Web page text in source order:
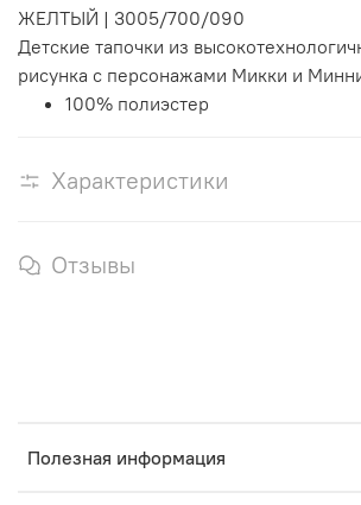
ЖЕЛТЫЙ | 3005/700/090
Детские тапочки из
рисунка с персонажами Микки и
100% полиэстер
Характеристики
Отзывы
Полезная информация